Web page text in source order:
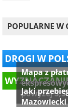
POPULARNE W
DROGI W
Mapa z
powyżej 3,5
Jaki
Mazowiecki